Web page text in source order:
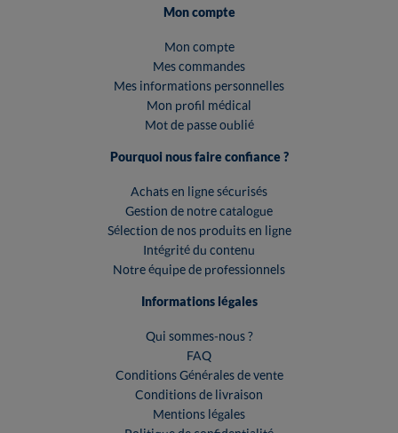
Mon compte
Mon compte
Mes commandes
Mes informations personnelles
Mon profil médical
Mot de passe oublié
Pourquoi nous faire confiance ?
Achats en ligne sécurisés
Gestion de notre catalogue
Sélection de nos produits en ligne
Intégrité du contenu
Notre équipe de professionnels
Informations légales
Qui sommes-nous ?
FAQ
Conditions Générales de vente
Conditions de livraison
Mentions légales